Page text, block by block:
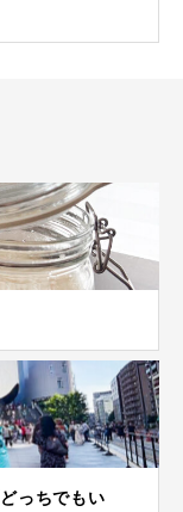
っちでもい